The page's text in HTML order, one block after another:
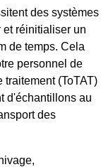
des systèmes
et réinitialiser un
de temps. Cela
personnel de
traitement (ToTAT)
d'échantillons au
des